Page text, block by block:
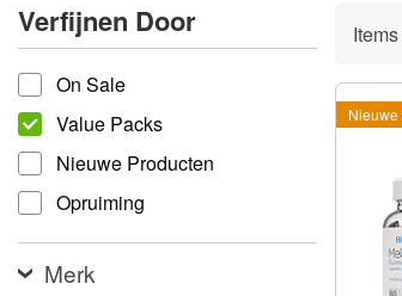
Druk
op
Control-
F11
om
de
website
aan
passen
aan
slechtzienden
die
Verfijnen Door
verfijnen door
On Sale
Value Packs
Nieuwe Producten
Opruiming
Merk
Items
Nieuwe